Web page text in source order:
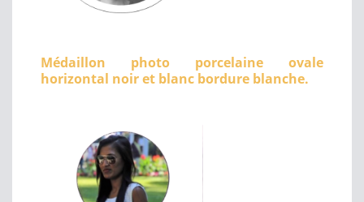
Médaillon photo porcelaine ovale
horizontal noir et blanc bordure blanche.